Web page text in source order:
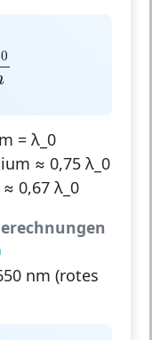
0
0
= λ_0
≈ 0,75 λ_0
0,67 λ_0
nm (rotes